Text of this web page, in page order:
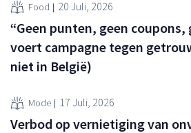
Food 20 Juli, 2026
“Geen punten, geen coupons,
voert campagne tegen
niet in België)
Mode 17 Juli, 2026
Verbod op vernietiging van